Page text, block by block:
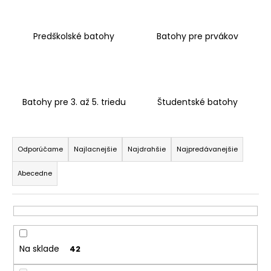
Predškolské batohy Batohy pre prvákov
Batohy pre 3. až 5. triedu Študentské batohy
R
a
d
e
n
i
e
p
r
Odporúčame Najlacnejšie Najdrahšie Najpredávanejšie
Abecedne
Na sklade 42
d
p
o
ú
č
a
m